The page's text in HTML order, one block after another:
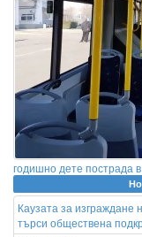
годишно дете пострада
Каузата за
търси обществена